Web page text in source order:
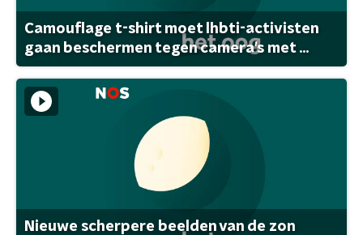
Camouflage t-shirt moet lhbti-activisten
gaan beschermen tegen camera's met ...
Nieuwe scherpere beelden van de zon